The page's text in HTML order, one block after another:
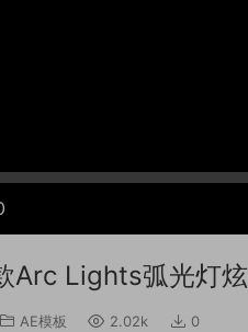
Arc Lights弧光灯
AE模板 2.02k 0